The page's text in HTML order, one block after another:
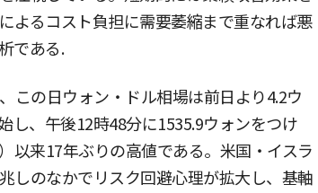
よるコスト負担に需要萎縮まで重なれば悪
である.
この日ウォン・ドル相場は前日より4.2ウ
し、午後12時48分に1535.9ウォンをつけ
以来17年ぶりの高値である。米国・イスラ
しのなかでリスク回避心理が拡大し、基軸